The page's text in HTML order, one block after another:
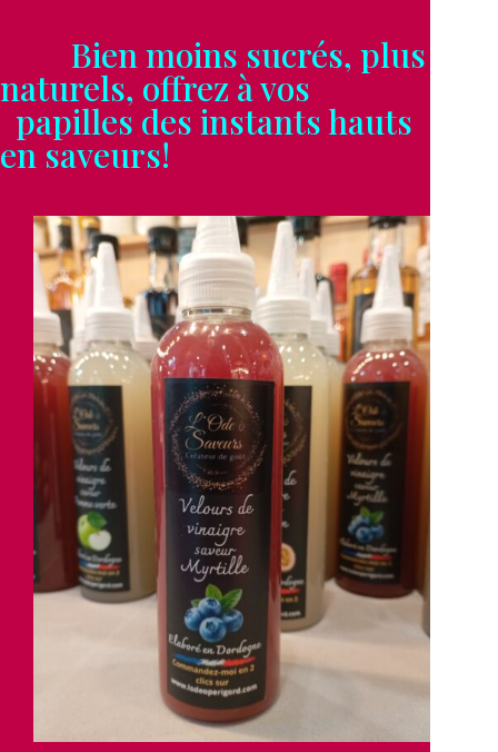
Bien moins sucrés, plus
naturels, offrez à vos
papilles des instants hauts
en saveurs!